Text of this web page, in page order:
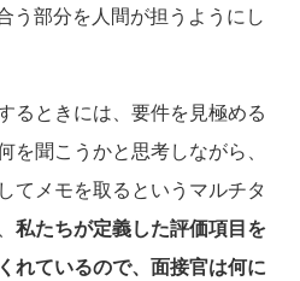
う部分を人間が担うようにし
るときには、要件を見極める
聞こうかと思考しながら、
てメモを取るというマルチタ
私たちが定義した評価項目を
れているので、面接官は何に